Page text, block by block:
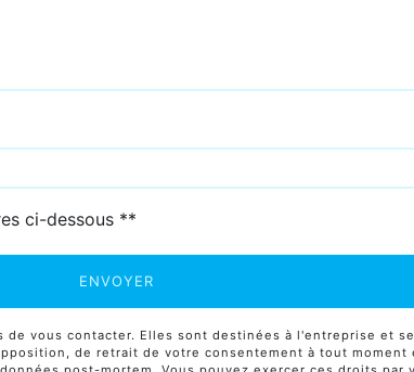
ci-dessous **
ENVOYER
vous contacter. Elles sont destinées à l'entreprise et
de retrait de votre consentement à tout